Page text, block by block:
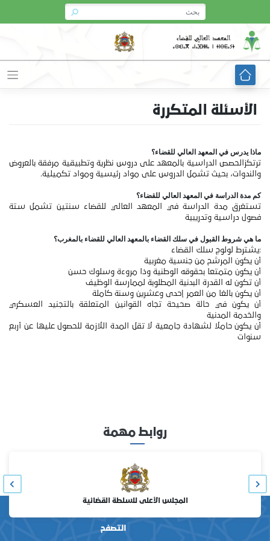
content
الأسئلة المتكررة
ماذا يدرس في المعهد العالي للقضاء؟
ترتكزالحصص الدراسية بالمعهد على دروس نظرية وتطبيقية مرفقة بالعروض
والندوات، بحيث تشمل الدروس على مواد رئيسية ومواد تكميلية.
كم مدة الدراسة في المعهد العالي للقضاء؟
تستغرق مدة الدراسة في المعهد العالي للقضاء سنتين تشمل ستة
فصول دراسية وتدريبية
ما هي شروط القبول في سلك القضاء بالمعهد العالي للقضاء بالمغرب؟
:يشترط لولوج سلك القضاء
أن يكون المرشح من جنسية مغربية
أن يكون متمتعا بحقوقه الوطنية وذا مروءة وسلوك حسن
أن تكون له القدرة البدنية المطلوبة لممارسة الوظيف
أن يكون بالغا من العمر إحدى وعشرين وسنة كاملة
أن يكون في حالة صحيحة تجاه القوانين المتعلقة بالتجنيد العسكري
والخدمة المدنية
أن يكون حاملا لشهادة جامعية لا تقل المدة اللازمة للحصول عليها عن أربع
سنوات
روابط مهمة
المجلس الأعلى للسلطة القضائية
التصفح